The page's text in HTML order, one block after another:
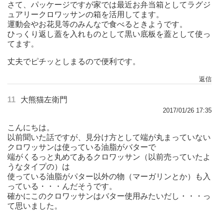
さて、パッケージですが家では最近お弁当箱としてラグジ
ュアリークロワッサンの箱を活用してます。
運動会やお花見等のみんなで食べるときようです。
ひっくり返し蓋を入れものとして黒い底板を蓋として使っ
てます。
丈夫でピチッとしまるので便利です。
返信
11 大熊猫左衛門
2017/01/26 17:35
こんにちは。
以前聞いた話ですが、見分け方として端が丸まっていない
クロワッサンは使っている油脂がバターで
端がくるっと丸めてあるクロワッサン（以前売っていたよ
うなタイプの）は
使っている油脂がパター以外の物（マーガリンとか）も入
っている・・・んだそうです。
確かにこのクロワッサンはバター使用みたいだし・・・っ
て思いました。